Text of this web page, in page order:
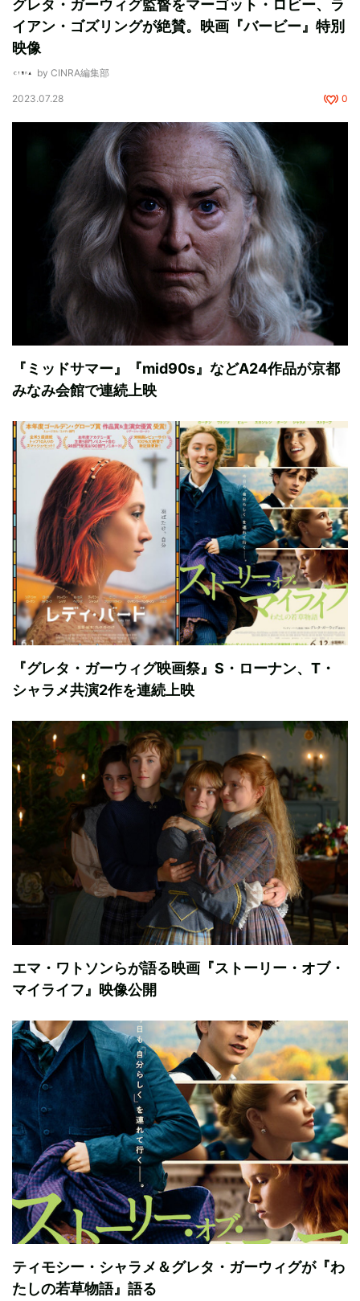
グレタ・ガーウィグ監督をマーゴット・ロビー、ラ
イアン・ゴズリングが絶賛。映画『バービー』特別
映像
by CINRA編集部
2023.07.28 0
『ミッドサマー』『mid90s』などA24作品が京都
みなみ会館で連続上映
『グレタ・ガーウィグ映画祭』S・ローナン、T・
シャラメ共演2作を連続上映
エマ・ワトソンらが語る映画『ストーリー・オブ・
マイライフ』映像公開
ティモシー・シャラメ＆グレタ・ガーウィグが『わ
たしの若草物語』語る